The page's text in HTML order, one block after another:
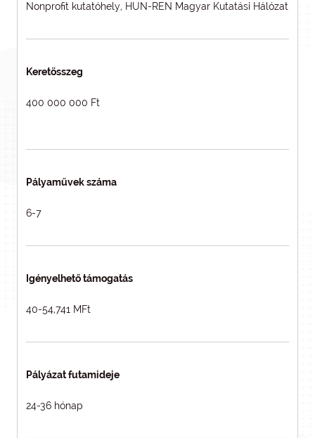
Nonprofit kutatóhely, HUN-REN Magyar Kutatási Hálózat
Keretösszeg
400 000 000 Ft
Pályaművek száma
6-7
Igényelhető támogatás
40-54,741 MFt
Pályázat futamideje
24-36 hónap